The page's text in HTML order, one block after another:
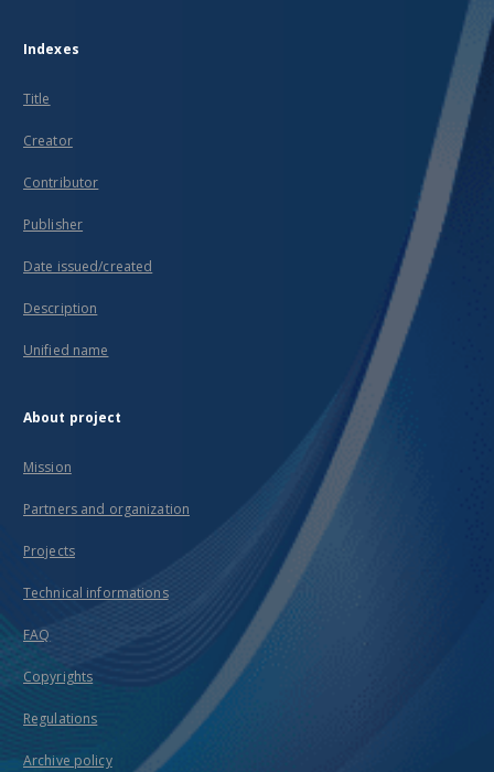
Indexes
Title
Creator
Contributor
Publisher
Date issued/created
Description
Unified name
About project
Mission
Partners and organization
Projects
Technical informations
FAQ
Copyrights
Regulations
Archive policy